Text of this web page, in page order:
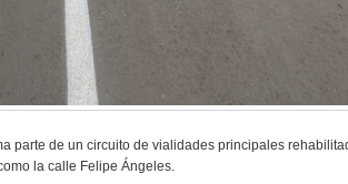
parte de un circuito de vialidades principales
la calle Felipe Ángeles.